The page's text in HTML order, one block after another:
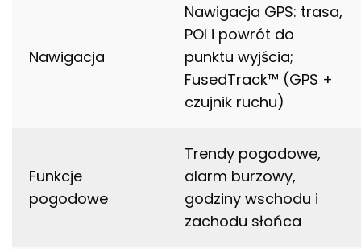
Nawigacja
Nawigacja GPS: trasa,
POI i powrót do
punktu wyjścia;
FusedTrack™ (GPS +
czujnik ruchu)
Funkcje
pogodowe
Trendy pogodowe,
alarm burzowy,
godziny wschodu i
zachodu słońca